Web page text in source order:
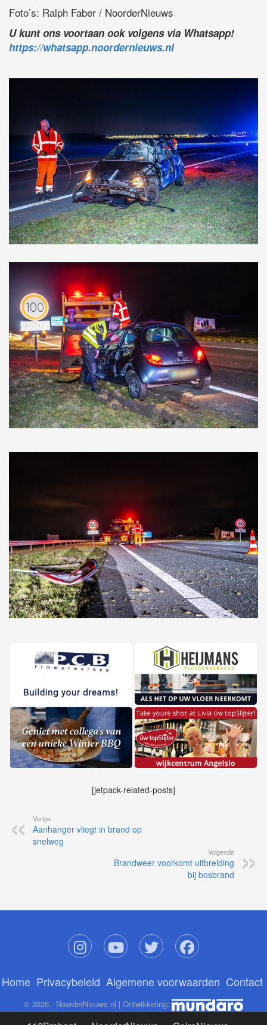
Foto’s: Ralph Faber / NoorderNieuws
U kunt ons voortaan ook volgens via Whatsapp!
https://whatsapp.noordernieuws.nl
[jetpack-related-posts]
Vorige
Aanhanger vliegt in brand op
snelweg
Volgende
Brandweer voorkomt uitbreiding
bij bosbrand
Home Privacybeleid Algemene voorwaarden Contact
© 2026 - NoorderNieuws.nl | Ontwikkeling: